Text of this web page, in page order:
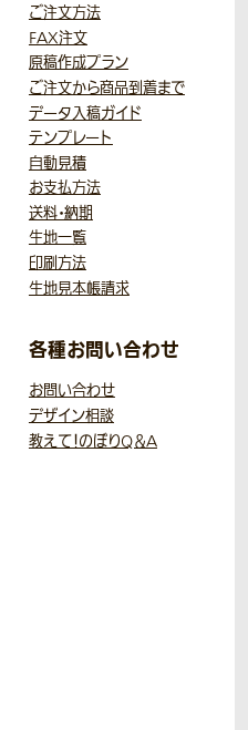
ご注文方法
FAX注文
原稿作成プラン
ご注文から商品到着まで
データ入稿ガイド
テンプレート
自動見積
お支払方法
送料・納期
生地一覧
印刷方法
生地見本帳請求
各種お問い合わせ
お問い合わせ
デザイン相談
教えて！のぼりQ＆A